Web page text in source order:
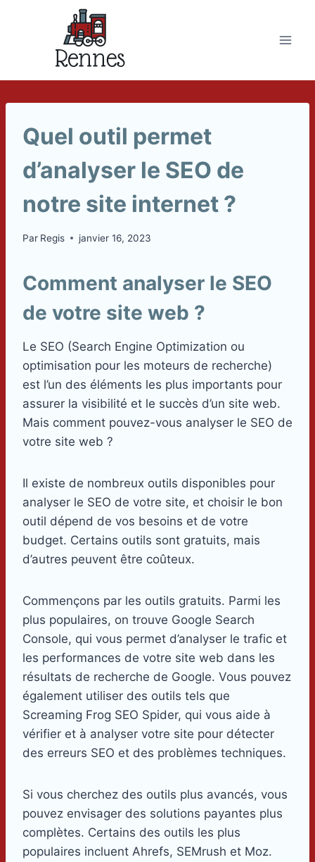
Quel outil permet
d’analyser le SEO de
notre site internet ?
Par Regis janvier 16, 2023
Comment analyser le SEO
de votre site web ?
Le SEO (Search Engine Optimization ou
optimisation pour les moteurs de recherche)
est l’un des éléments les plus importants pour
assurer la visibilité et le succès d’un site web.
Mais comment pouvez-vous analyser le SEO de
votre site web ?
Il existe de nombreux outils disponibles pour
analyser le SEO de votre site, et choisir le bon
outil dépend de vos besoins et de votre
budget. Certains outils sont gratuits, mais
d’autres peuvent être coûteux.
Commençons par les outils gratuits. Parmi les
plus populaires, on trouve Google Search
Console, qui vous permet d’analyser le trafic et
les performances de votre site web dans les
résultats de recherche de Google. Vous pouvez
également utiliser des outils tels que
Screaming Frog SEO Spider, qui vous aide à
vérifier et à analyser votre site pour détecter
des erreurs SEO et des problèmes techniques.
Si vous cherchez des outils plus avancés, vous
pouvez envisager des solutions payantes plus
complètes. Certains des outils les plus
populaires incluent Ahrefs, SEMrush et Moz.